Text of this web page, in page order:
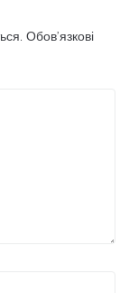
Обов’язкові